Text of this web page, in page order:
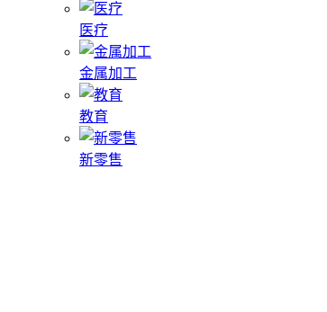
医疗
金属加工
教育
新零售